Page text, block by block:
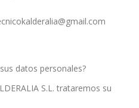
datos personales?
S.L. trataremos su